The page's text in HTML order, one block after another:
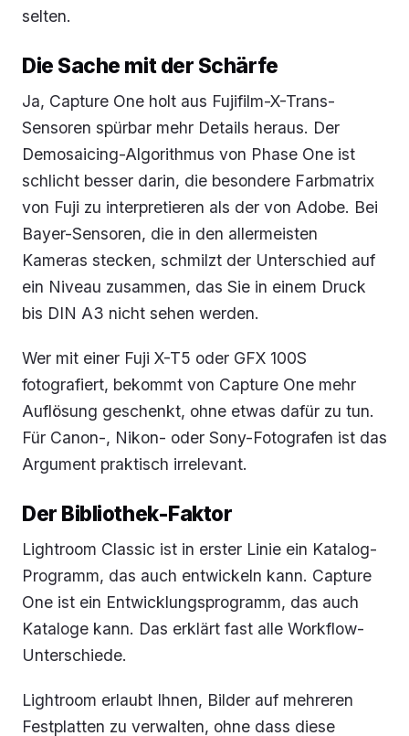
selten.
Die Sache mit der Schärfe
Ja, Capture One holt aus Fujifilm-X-Trans-
Sensoren spürbar mehr Details heraus. Der
Demosaicing-Algorithmus von Phase One ist
schlicht besser darin, die besondere Farbmatrix
von Fuji zu interpretieren als der von Adobe. Bei
Bayer-Sensoren, die in den allermeisten
Kameras stecken, schmilzt der Unterschied auf
ein Niveau zusammen, das Sie in einem Druck
bis DIN A3 nicht sehen werden.
Wer mit einer Fuji X-T5 oder GFX 100S
fotografiert, bekommt von Capture One mehr
Auflösung geschenkt, ohne etwas dafür zu tun.
Für Canon-, Nikon- oder Sony-Fotografen ist das
Argument praktisch irrelevant.
Der Bibliothek-Faktor
Lightroom Classic ist in erster Linie ein Katalog-
Programm, das auch entwickeln kann. Capture
One ist ein Entwicklungsprogramm, das auch
Kataloge kann. Das erklärt fast alle Workflow-
Unterschiede.
Lightroom erlaubt Ihnen, Bilder auf mehreren
Festplatten zu verwalten, ohne dass diese